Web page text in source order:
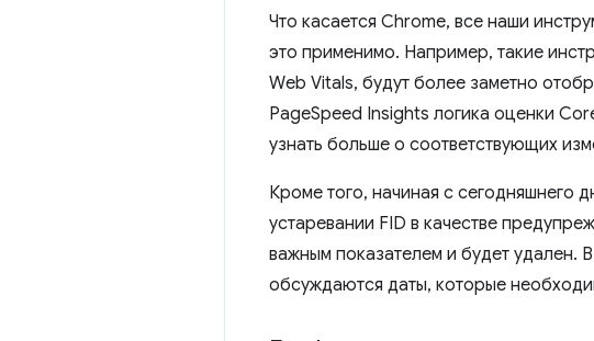
Что касается Chrome, все наши
это применимо. Например, такие
Web Vitals, будут более заметно
PageSpeed ​​Insights логика оценки
узнать больше о соответствующих
Кроме того, начиная с сегодняшнего
устаревании FID в качестве
важным показателем и будет удален.
обсуждаются даты, которые